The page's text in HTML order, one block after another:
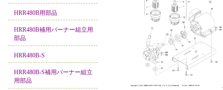
HRR480B用部品
HRR480B補用バーナー組立用
部品
HRR480B-S
HRR480B-S補用バーナー組立
用部品